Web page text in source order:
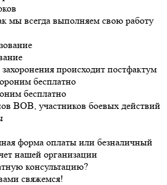
мы всегда выполняем свою работу
происходит постфактум
бесплатно
ВОВ, участников боевых действий
форма оплаты или безналичный
нашей организации
консультацию?
свяжемся!